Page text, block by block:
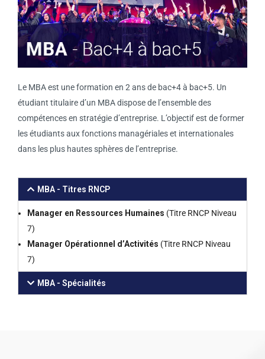
Le MBA est une formation en 2 ans de bac+4 à bac+5. Un
étudiant titulaire d’un MBA dispose de l’ensemble des
compétences en stratégie d’entreprise. L’objectif est de former
les étudiants aux fonctions managériales et internationales
dans les plus hautes sphères de l’entreprise.
MBA - Titres RNCP
Manager en Ressources Humaines (Titre RNCP Niveau
7)
Manager Opérationnel d’Activités (Titre RNCP Niveau
7)
MBA - Spécialités